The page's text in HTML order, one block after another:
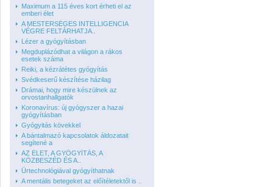
Maximum a 115 éves kort érheti el az
emberi élet
A MESTERSÉGES INTELLIGENCIA
VÉGRE FELTÁRHATJA..
Lézer a gyógyításban
Megduplázódhat a világon a rákos
esetek száma
Reiki, a kézrátétes gyógyítás
Svédkeserű készítése házilag
Drámai, hogy mire készülnek az
orvostanhallgatók
Koronavírus: új gyógyszer a hazai
gyógyításban
Gyógyitás kövekkel
A bántalmazó kapcsolatok áldozatait
segítené a
AZ ÉLET, A GYÓGYÍTÁS, A
KÖZBESZÉD ÉS A..
Űrtechnológiával gyógyíthatnak
A mentális betegeket az előítéletektől is ..